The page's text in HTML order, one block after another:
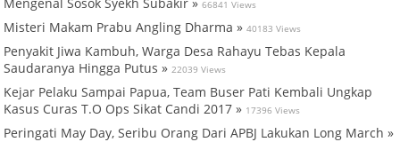
66841 Views
Misteri Makam Prabu Angling Dharma » 40183 Views
Penyakit Jiwa Kambuh, Warga Desa Rahayu Tebas Kepala
Saudaranya Hingga Putus » 22039 Views
Kejar Pelaku Sampai Papua, Team Buser Pati Kembali Ungkap
Kasus Curas T.O Ops Sikat Candi 2017 » 17396 Views
Peringati May Day, Seribu Orang Dari APBJ Lakukan Long March »